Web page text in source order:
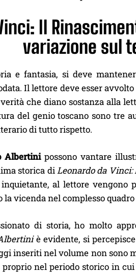
Il
variazione sul
e fantasia, si deve
Il lettore deve esser
che diano sostanza alla
del genio toscano sono tre
di tutto rispetto.
Albertinipossono vantare
storica diLeonardo da
al lettore
vicenda nel complesso
di storia, ho molto
è evidente, si
inseriti nel volume non sono
nel periodo storico in cui